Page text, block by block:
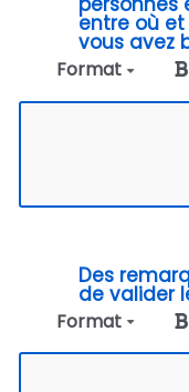
entre où
vous avez
Format
Des
de valider
Format